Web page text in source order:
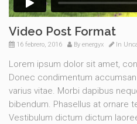
Video Post Format
16 febrero, 2016 By energyx In
Lorem ipsum dolor sit amet,
Donec condimentum
varius vitae. Morbi dapibus
bibendum. Phasellus at ornare
Vestibulum dictum dictum